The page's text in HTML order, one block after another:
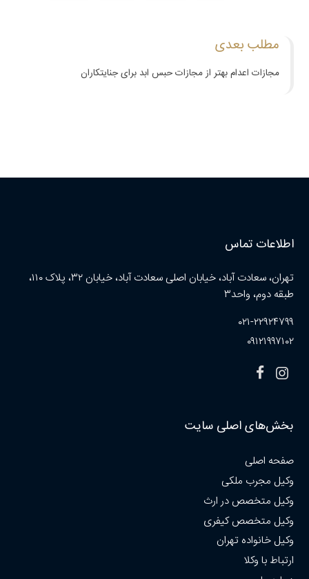
مطلب بعدی
مجازات اعدام بهتر از مجازات حبس ابد برای جنایتکاران
اطلاعات تماس
تهران، سعادت آباد، خیابان اصلی سعادت آباد، خیابان ۳۲، پلاک ۱۱۰،
طبقه دوم، واحد۳
۰۲۱-۲۲۹۲۴۷۹۹
۰۹۱۲۱۹۹۷۱۰۲
بخش‌های اصلی سایت
صفحه اصلی
وکیل مجرب ملکی
وکیل متخصص در ارث
وکیل متخصص کیفری
وکیل خانواده تهران
ارتباط با وکلا